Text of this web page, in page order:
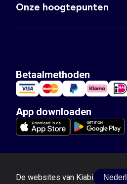
Onze hoogtepunten
Betaalmethoden
App downloaden
De websites van Kiabi